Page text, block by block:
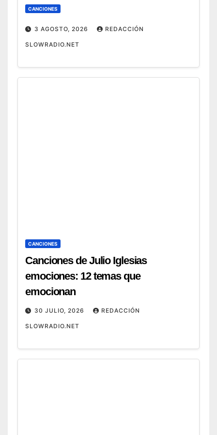
CANCIONES
3 AGOSTO, 2026 REDACCIÓN
SLOWRADIO.NET
CANCIONES
Canciones de Julio Iglesias
emociones: 12 temas que
emocionan
30 JULIO, 2026 REDACCIÓN
SLOWRADIO.NET